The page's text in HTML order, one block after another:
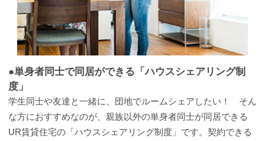
●単身者同士で同居ができる「ハウスシェアリング制
度」
学生同士や友達と一緒に、団地でルームシェアしたい！ そん
な方におすすめなのが、親族以外の単身者同士が同居できる
UR賃貸住宅の「ハウスシェアリング制度」です。契約できる